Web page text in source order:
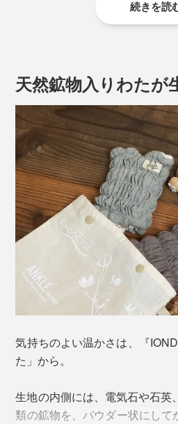
足冷えには、つい厚手の靴下を
とも。
『IONDOCTOR（イオンドク
ー」なら、睡眠時も、日中も
けてくれます。
肌側がしっとり柔らかい「オ
プ」に、新色ネイビーが登場で
続きを読
天然鉱物入りわたが
気持ちのよい温かさは、『
た」から。
生地の内側には、電気石や石英
類の鉱物を、パウダー状にし